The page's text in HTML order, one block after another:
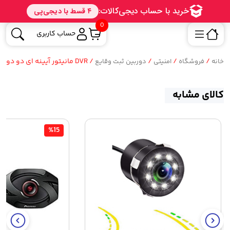
0
حساب کاربری
خانه / فروشگاه / امنیتی / دوربین ثبت وقایع / DVR مانیتور آیینه ای دو دوربین خودرو 4.3 اینچی
کالای مشابه
%15